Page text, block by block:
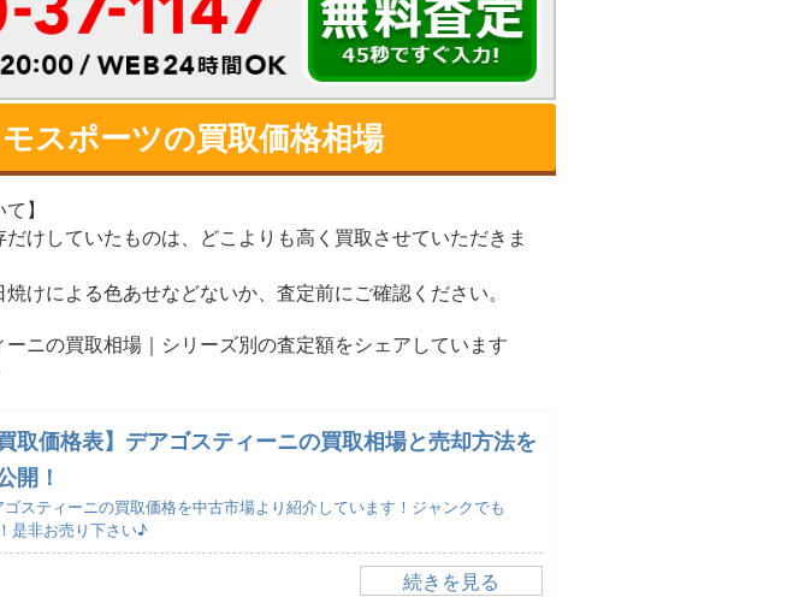
スポーツの買取価格相場
】
けしていたものは、どこよりも高く買取させていただきま
けによる色あせなどないか、査定前にご確認ください。
ニの買取相場｜シリーズ別の査定額をシェアしています
買取価格表】デアゴスティーニの買取相場と売却方法を
開！
ゴスティーニの買取価格を中古市場より紹介しています！ジャンクでも
是非お売り下さい♪
続きを見る